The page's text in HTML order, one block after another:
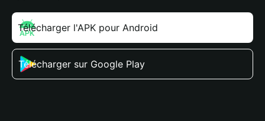
Télécharger l'APK pour Android
Télécharger sur Google Play